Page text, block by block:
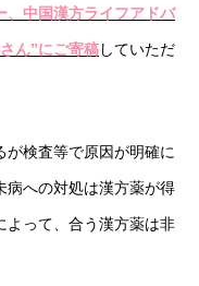
、中国漢方ライフアドバ
ん”にご寄稿していただ
検査等で原因が明確に
病への対処は漢方薬が得
よって、合う漢方薬は非